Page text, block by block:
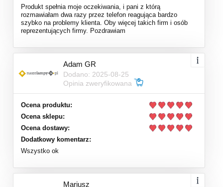
Produkt spełnia moje oczekiwania, i pani z którą
rozmawiałam dwa razy przez telefon reagująca bardzo
szybko na problemy klienta. Oby więcej takich firm i osób
reprezentujących firmy. Pozdrawiam
Adam GR
Dodano: 2025-08-25
Opinia zweryfikowana
Ocena produktu:
Ocena sklepu:
Ocena dostawy:
Dodatkowy komentarz:
Wszystko ok
Mariusz